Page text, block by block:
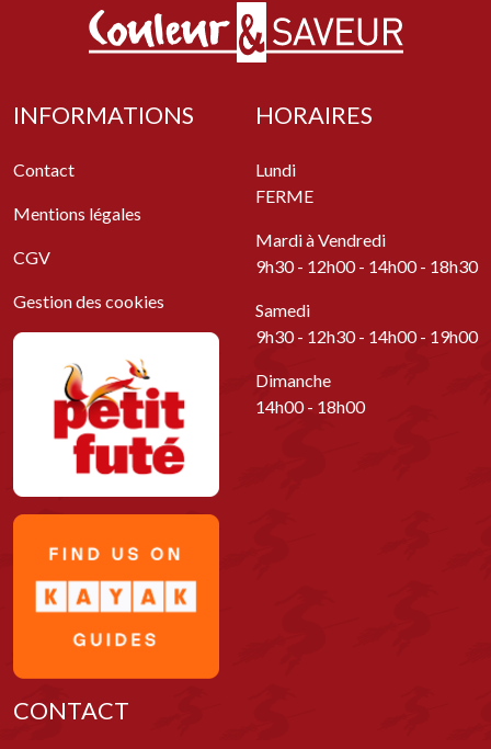
INFORMATIONS
Contact
Mentions légales
CGV
Gestion des cookies
HORAIRES
Lundi
FERME
Mardi à Vendredi
9h30 - 12h00 - 14h00 - 18h30
Samedi
9h30 - 12h30 - 14h00 - 19h00
Dimanche
14h00 - 18h00
CONTACT